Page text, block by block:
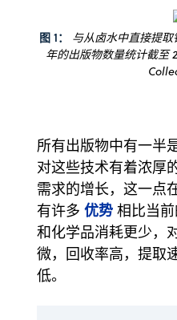
图 1：
与从卤水中直接提
年的出版物数量统计截至
所有出版物中有一半
对这些技术有着浓厚
需求的增长，这一点
有许多 优势 相比当
和化学品消耗更少，
微，回收率高，提取
低。